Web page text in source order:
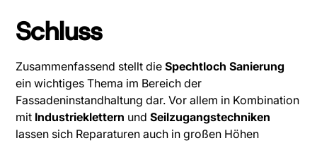
Schluss
Zusammenfassend stellt dieSpechtloch Sanierung
ein wichtiges Thema im Bereich der
Fassadeninstandhaltung dar. Vor allem in Kombination
mit Industrieklettern undSeilzugangstechniken
lassen sich Reparaturen auch in großen Höhen